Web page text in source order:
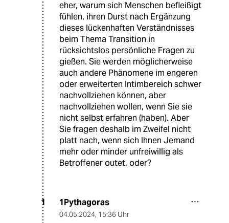
eher, warum sich Menschen befleißigt
fühlen, ihren Durst nach Ergänzung
dieses lückenhaften Verständnisses
beim Thema Transition in
rücksichtslos persönliche Fragen zu
gießen. Sie werden möglicherweise
auch andere Phänomene im engeren
oder erweiterten Intimbereich schwer
nachvollziehen können, aber
nachvollziehen wollen, wenn Sie sie
nicht selbst erfahren (haben). Aber
Sie fragen deshalb im Zweifel nicht
platt nach, wenn sich Ihnen Jemand
mehr oder minder unfreiwillig als
Betroffener outet, oder?
1 1Pythagoras
04.05.2024, 15:36 Uhr